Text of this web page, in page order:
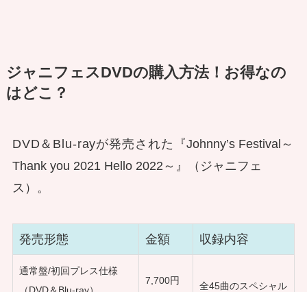
ジャニフェスDVDの購入方法！お得なの
はどこ？
DVD＆ Blu-rayが発売された
『Johnny’s Festival～
Thank you 2021 Hello 2022～』（ジャニフェ
ス）。
発売形態 金額 収録内容
通常盤/初回プレス仕様
（DVD＆Blu-ray）
7,700円 全45曲のスペシャル